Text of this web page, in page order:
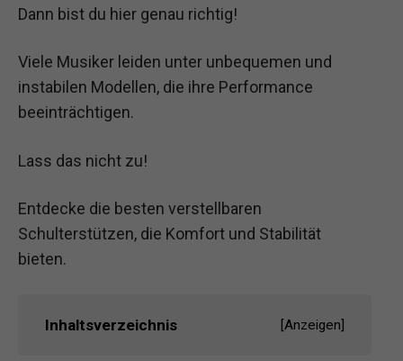
Dann bist du hier genau richtig!
Viele Musiker leiden unter unbequemen und
instabilen Modellen, die ihre Performance
beeinträchtigen.
Lass das nicht zu!
Entdecke die besten verstellbaren
Schulterstützen, die Komfort und Stabilität
bieten.
Inhaltsverzeichnis [Anzeigen]